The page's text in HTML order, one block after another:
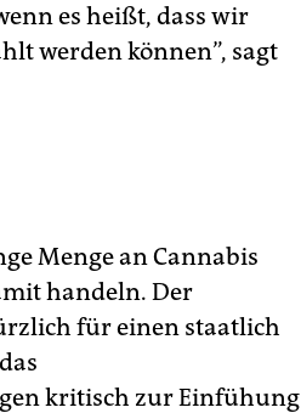
es heißt, dass wir
werden können”, sagt
Menge an Cannabis
handeln. Der
für einen staatlich
kritisch zur Einfühung